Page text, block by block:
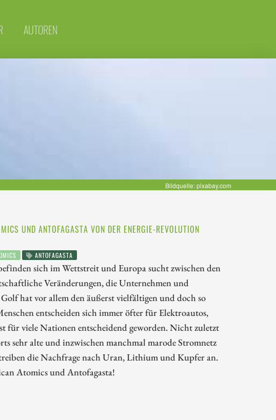
AUTOREN
Bildquelle: pixabay.com
UND ANTOFAGASTA VON DER ENERGIE-REVOLUTION
ANTOFAGASTA
sich im Wettstreit und Europa sucht zwischen den
Veränderungen, die Unternehmen und
hat vor allem den äußerst vielfältigen und doch so
entscheiden sich immer öfter für Elektroautos,
für viele Nationen entscheidend geworden. Nicht zuletzt
sehr alte und inzwischen manchmal marode Stromnetz
die Nachfrage nach Uran, Lithium und Kupfer an.
Atomics und Antofagasta!